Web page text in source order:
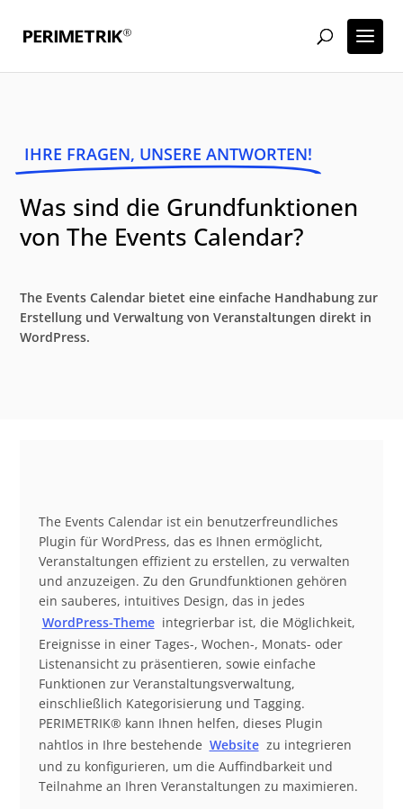
IHRE FRAGEN, UNSERE ANTWORTEN!
Was sind die Grundfunktionen
von The Events Calendar?
The Events Calendar bietet eine einfache Handhabung zur
Erstellung und Verwaltung von Veranstaltungen direkt in
WordPress.
The Events Calendar ist ein benutzerfreundliches
Plugin für WordPress, das es Ihnen ermöglicht,
Veranstaltungen effizient zu erstellen, zu verwalten
und anzuzeigen. Zu den Grundfunktionen gehören
ein sauberes, intuitives Design, das in jedes
WordPress-Theme integrierbar ist, die Möglichkeit,
Ereignisse in einer Tages-, Wochen-, Monats- oder
Listenansicht zu präsentieren, sowie einfache
Funktionen zur Veranstaltungsverwaltung,
einschließlich Kategorisierung und Tagging.
PERIMETRIK® kann Ihnen helfen, dieses Plugin
nahtlos in Ihre bestehende Website zu integrieren
und zu konfigurieren, um die Auffindbarkeit und
Teilnahme an Ihren Veranstaltungen zu maximieren.